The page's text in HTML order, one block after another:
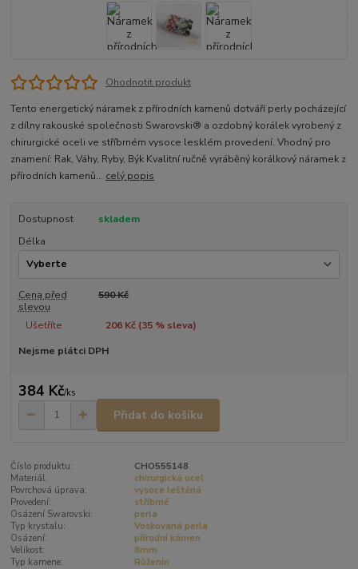
Ohodnotit produkt
Tento energetický náramek z přírodních kamenů dotváří perly pocházející
z dílny rakouské společnosti Swarovski® a ozdobný korálek vyrobený z
chirurgické oceli ve stříbrném vysoce lesklém provedení. Vhodný pro
znamení: Rak, Váhy, Ryby, Býk Kvalitní ručně vyráběný korálkový náramek z
přírodních kamenů... celý popis
Dostupnost
skladem
Délka
Cena před
slevou
590 Kč
Ušetříte 206 Kč (35% sleva)
Nejsme plátci DPH
384 Kč/ks
Přidat do košíku
Číslo produktu:
CHO555148
Materiál:
chirurgická ocel
Povrchová úprava:
vysoce leštěná
Provedení:
stříbrné
Osázení Swarovski:
perla
Typ krystalu:
Voskovaná perla
Osázení:
přírodní kámen
Velikost:
8mm
Typ kamene:
Růženín